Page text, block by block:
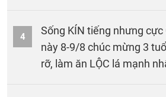
4
Sống KÍN tiếng nhưng cực
này 8-9/8 chúc mừng 3
rỡ, làm ăn LỘC lá mạnh